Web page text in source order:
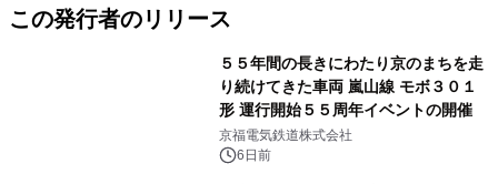
この発行者のリリース
５５年間の長きにわたり京のまちを走
り続けてきた車両 嵐山線 モボ３０１
形 運行開始５５周年イベントの開催
京福電気鉄道株式会社
6日前